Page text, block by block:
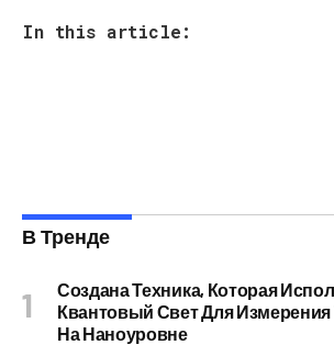
In this article:
В Тренде
Создана Техника, Которая
Квантовый Свет Для
На Наноуровне